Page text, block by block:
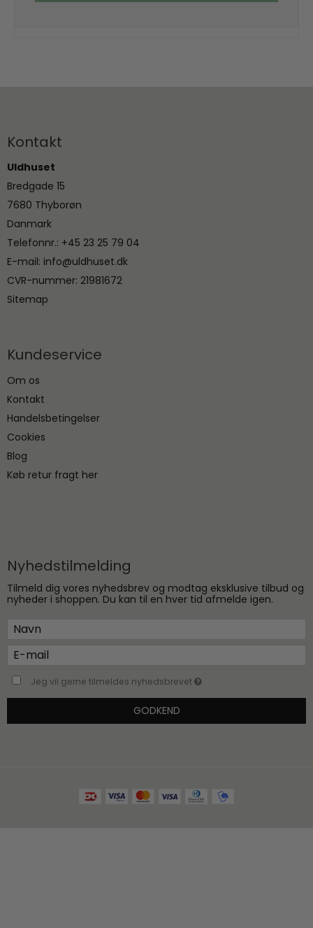
Kontakt
Uldhuset
Bredgade 15
7680 Thyborøn
Danmark
Telefonnr.: +45 23 25 79 04
E-mail: info@uldhuset.dk
CVR-nummer: 21981672
Sitemap
Kundeservice
Om os
Kontakt
Handelsbetingelser
Cookies
Blog
Køb retur fragt her
Nyhedstilmelding
Tilmeld dig vores nyhedsbrev og modtag eksklusive tilbud og
nyheder i shoppen. Du kan til en hver tid afmelde igen.
Jeg vil gerne tilmeldes nyhedsbrevet
GODKEND